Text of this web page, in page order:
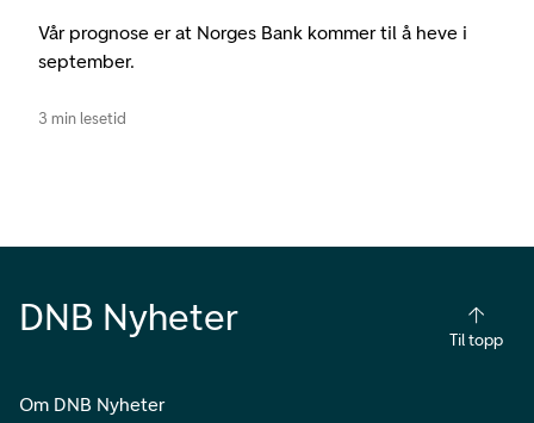
Vår prognose er at Norges Bank kommer til å heve i
september.
3 min lesetid
DNB Nyheter
Til topp
Om DNB Nyheter